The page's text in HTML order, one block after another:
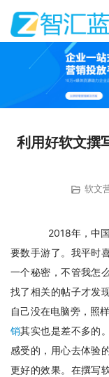
利用好软文撰
软文
2018年，中
要数手游了。我平时
一个秘密，不管我怎
找了相关的帖子才发
自己没在电脑旁，照
销其实也是差不多的
感受的，用心去体验
更好的效果。在撰写